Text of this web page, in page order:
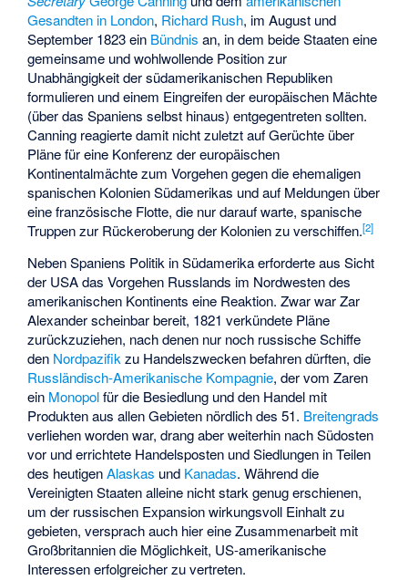
Gesandten in London, Richard Rush, im August und
September 1823 ein Bündnis an, in dem beide Staaten eine
gemeinsame und wohlwollende Position zur
Unabhängigkeit der südamerikanischen Republiken
formulieren und einem Eingreifen der europäischen Mächte
(über das Spaniens selbst hinaus) entgegentreten sollten.
Canning reagierte damit nicht zuletzt auf Gerüchte über
Pläne für eine Konferenz der europäischen
Kontinentalmächte zum Vorgehen gegen die ehemaligen
spanischen Kolonien Südamerikas und auf Meldungen über
eine französische Flotte, die nur darauf warte, spanische
Truppen zur Rückeroberung der Kolonien zu verschiffen.[2]
Neben Spaniens Politik in Südamerika erforderte aus Sicht
der USA das Vorgehen Russlands im Nordwesten des
amerikanischen Kontinents eine Reaktion. Zwar war Zar
Alexander scheinbar bereit, 1821 verkündete Pläne
zurückzuziehen, nach denen nur noch russische Schiffe
den Nordpazifik zu Handelszwecken befahren dürften, die
Russländisch-Amerikanische Kompagnie, der vom Zaren
ein Monopolfür die Besiedlung und den Handel mit
Produkten aus allen Gebieten nördlich des 51. Breitengrads
verliehen worden war, drang aber weiterhin nach Südosten
vor und errichtete Handelsposten und Siedlungen in Teilen
des heutigenAlaskas und Kanadas. Während die
Vereinigten Staaten alleine nicht stark genug erschienen,
um der russischen Expansion wirkungsvoll Einhalt zu
gebieten, versprach auch hier eine Zusammenarbeit mit
Großbritannien die Möglichkeit, US-amerikanische
Interessen erfolgreicher zu vertreten.